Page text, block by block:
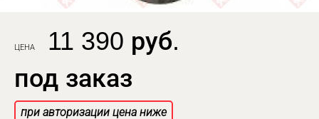
ЦЕНА
11 390 руб.
под заказ
при авторизации цена ниже